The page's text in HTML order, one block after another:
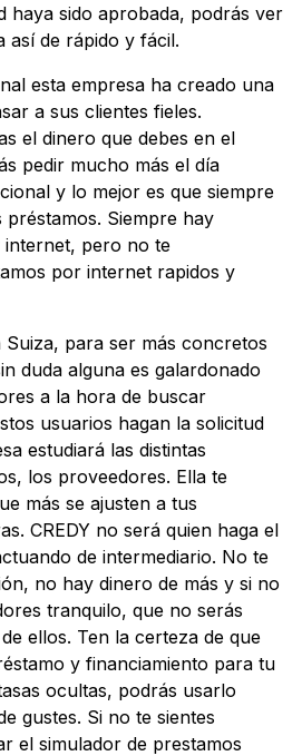
haya sido aprobada, podrás ver
así de rápido y fácil.
esta empresa ha creado una
a sus clientes fieles.
el dinero que debes en el
pedir mucho más el día
y lo mejor es que siempre
préstamos. Siempre hay
pero no te
por internet rapidos y
Suiza, para ser más concretos
duda alguna es galardonado
a la hora de buscar
usuarios hagan la solicitud
estudiará las distintas
los proveedores. Ella te
más se ajusten a tus
CREDY no será quien haga el
de intermediario. No te
no hay dinero de más y si no
tranquilo, que no serás
ellos. Ten la certeza de que
y financiamiento para tu
ocultas, podrás usarlo
gustes. Si no te sientes
el simulador de prestamos